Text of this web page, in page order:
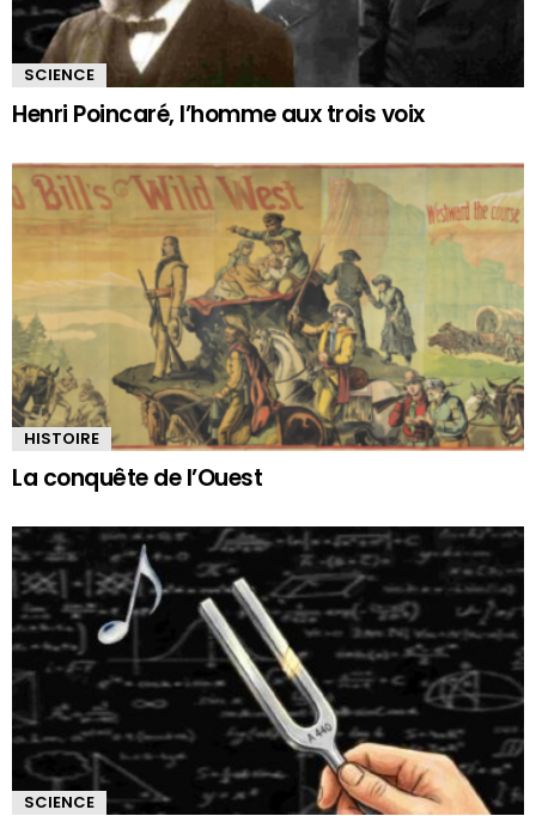
SCIENCE
Henri Poincaré, l’homme aux trois voix
HISTOIRE
La conquête de l’Ouest
SCIENCE